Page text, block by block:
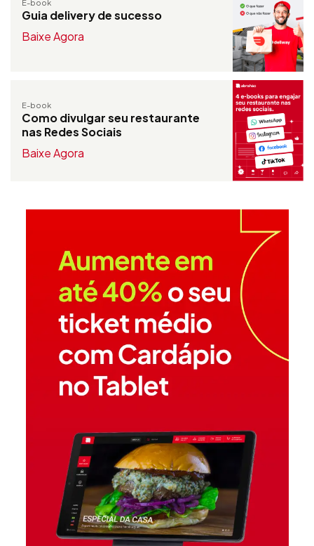
E-book
Guia delivery de sucesso
Baixe Agora
E-book
Como divulgar seu restaurante
nas Redes Sociais
Baixe Agora